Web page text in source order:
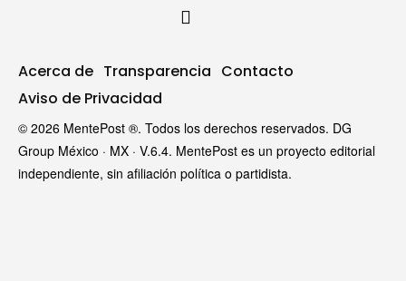
Acerca de Transparencia Contacto
Aviso de Privacidad
© 2026 MentePost ®. Todos los derechos reservados. DG
Group México · MX · V.6.4. MentePost es un proyecto editorial
independiente, sin afiliación política o partidista.